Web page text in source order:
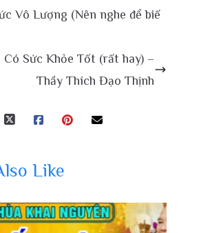
Vô Lượng (Nên nghe để biế
Có Sức Khỏe Tốt (rất hay) –
Thầy Thích Đạo Thịnh
Like